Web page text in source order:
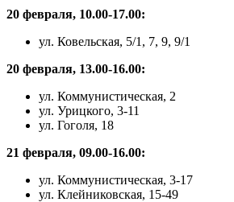
20 февраля, 10.00-17.00:
ул. Ковельская, 5/1, 7, 9, 9/1
20 февраля, 13.00-16.00:
ул. Коммунистическая, 2
ул. Урицкого, 3-11
ул. Гоголя, 18
21 февраля, 09.00-16.00:
ул. Коммунистическая, 3-17
ул. Клейниковская, 15-49